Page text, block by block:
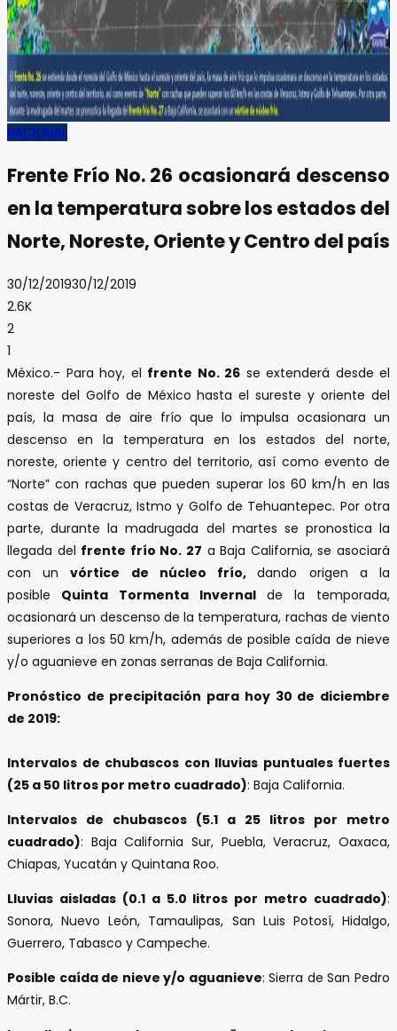
NACIONAL
Frente Frío No. 26 ocasionará descenso
en la temperatura sobre los estados del
Norte, Noreste, Oriente y Centro del país
30/12/201930/12/2019
2.6K
2
1
México.- Para hoy, el frente No. 26 se extenderá desde el
noreste del Golfo de México hasta el sureste y oriente del
país, la masa de aire frío que lo impulsa ocasionara un
descenso en la temperatura en los estados del norte,
noreste, oriente y centro del territorio, así como evento de
“Norte” con rachas que pueden superar los 60 km/h en las
costas de Veracruz, Istmo y Golfo de Tehuantepec. Por otra
parte, durante la madrugada del martes se pronostica la
llegada del frente frío No. 27 a Baja California, se asociará
con unvórtice de núcleo frío,dando origen a la
posible
Quinta Tormenta Invernal de la temporada,
ocasionará un descenso de la temperatura, rachas de viento
superiores a los 50 km/h, además de posible caída de nieve
y/o aguanieve en zonas serranas de Baja California.
Pronóstico de precipitación para hoy 30 de diciembre
de 2019:
Intervalos de chubascos con lluvias puntuales fuertes
(25 a 50 litros por metro cuadrado): Baja California.
Intervalos de chubascos (5.1 a 25 litros por metro
cuadrado): Baja California Sur, Puebla, Veracruz, Oaxaca,
Chiapas, Yucatán y Quintana Roo.
Lluvias aisladas (0.1 a 5.0 litros por metro cuadrado):
Sonora, Nuevo León, Tamaulipas, San Luis Potosí, Hidalgo,
Guerrero, Tabasco y Campeche.
Posible caída de nieve y/o aguanieve: Sierra de San Pedro
Mártir, B.C.